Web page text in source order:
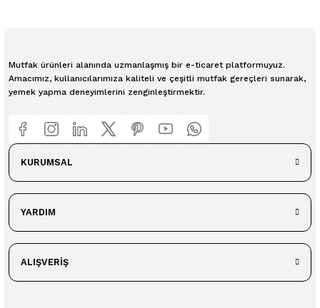
Mutfak ürünleri alanında uzmanlaşmış bir e-ticaret platformuyuz.
Amacımız, kullanıcılarımıza kaliteli ve çeşitli mutfak gereçleri sunarak,
yemek yapma deneyimlerini zenginleştirmektir.
KURUMSAL
YARDIM
ALIŞVERİŞ